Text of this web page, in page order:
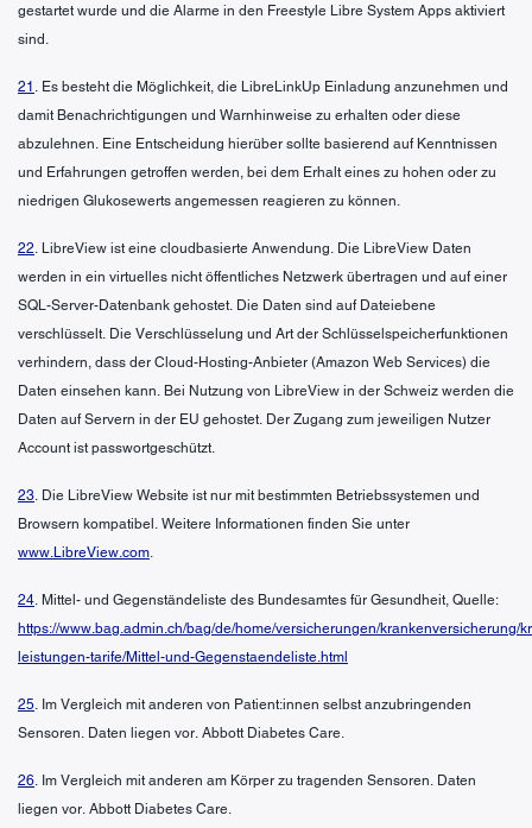
gestartet wurde und die Alarme in den Freestyle Libre System Apps aktiviert
sind.
21 . Es besteht die Möglichkeit, die LibreLinkUp Einladung anzunehmen und
damit Benachrichtigungen und Warnhinweise zu erhalten oder diese
abzulehnen. Eine Entscheidung hierüber sollte basierend auf Kenntnissen
und Erfahrungen getroffen werden, bei dem Erhalt eines zu hohen oder zu
niedrigen Glukosewerts angemessen reagieren zu können.
22. LibreView ist eine cloudbasierte Anwendung. Die LibreView Daten
werden in ein virtuelles nicht öffentliches Netzwerk übertragen und auf einer
SQL-Server-Datenbank gehostet. Die Daten sind auf Dateiebene
verschlüsselt. Die Verschlüsselung und Art der Schlüsselspeicherfunktionen
verhindern, dass der Cloud-Hosting-Anbieter (Amazon Web Services) die
Daten einsehen kann. Bei Nutzung von LibreView in der Schweiz werden die
Daten auf Servern in der EU gehostet. Der Zugang zum jeweiligen Nutzer
Account ist passwortgeschützt.
23. Die LibreView Website ist nur mit bestimmten Betriebssystemen und
Browsern kompatibel. Weitere Informationen finden Sie unter
www.LibreView.com.
24. Mittel- und Gegenständeliste des Bundesamtes für Gesundheit, Quelle:
https://www.bag.admin.ch/bag/de/home/versicherungen/krankenversicherung/
leistungen-tarife/Mittel-und-Gegenstaendeliste.html
25. Im Vergleich mit anderen von Patient:innen selbst anzubringenden
Sensoren. Daten liegen vor. Abbott Diabetes Care.
26. Im Vergleich mit anderen am Körper zu tragenden Sensoren. Daten
liegen vor. Abbott Diabetes Care.